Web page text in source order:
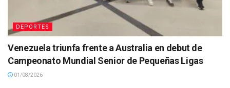
DEPORTES
Venezuela triunfa frente a Australia en debut de
Campeonato Mundial Senior de Pequeñas Ligas
01/08/2026